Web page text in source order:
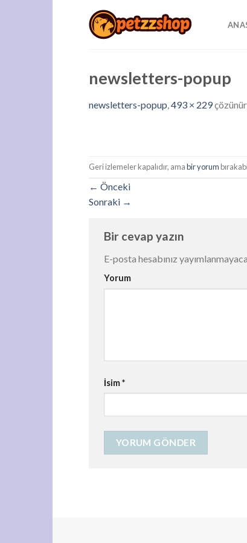
newsletters-popup
newsletters-popup 493 × 229
Geri izlemeler kapalıdır, amabir yorum
← Önceki
Sonraki →
Bir cevap yazın
E-posta hesabınız
Yorum
İsim*